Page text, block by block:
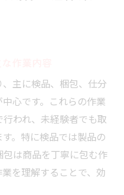
主に検品、梱包、仕分
心です。これらの作業
われ、未経験者でも取
。特に検品では製品の
は商品を丁寧に包む作
を理解することで、効